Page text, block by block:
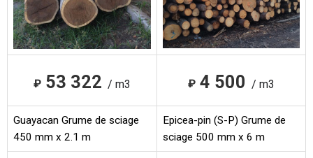
₽ 53 322 / m3 ₽ 4 500 / m3
Guayacan Grume de sciage
450 mm x 2.1 m
Epicea-pin (S-P) Grume de
sciage 500 mm x 6 m